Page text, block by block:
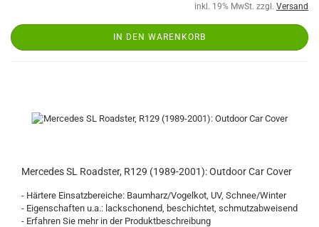
inkl. 19% MwSt. zzgl. Versand
IN DEN WARENKORB
Mercedes SL Roadster, R129 (1989-2001): Outdoor Car Cover
- Härtere Einsatzbereiche: Baumharz/Vogelkot, UV, Schnee/Winter
- Eigenschaften u.a.: lackschonend, beschichtet, schmutzabweisend
- Erfahren Sie mehr in der Produktbeschreibung